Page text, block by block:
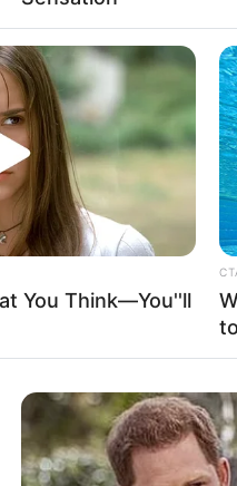
também era
vínculo
do
You Think—You''ll